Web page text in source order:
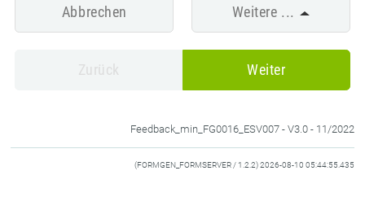
Abbrechen Weitere ...
Zurück Weiter
Feedback_min_FG0016_ESV007 - V3.0 - 11/2022
(FORMGEN_FORMSERVER / 1.2.2) 2026-08-10 05:44:55.435